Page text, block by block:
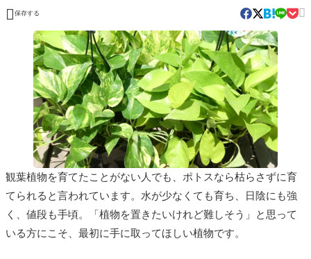
 保存する 
観葉植物を育てたことがない人でも、ポトスなら枯らさずに育
てられると言われています。水が少なくても育ち、日陰にも強
く、値段も手頃。「植物を置きたいけれど難しそう」と思って
いる方にこそ、最初に手に取ってほしい植物です。